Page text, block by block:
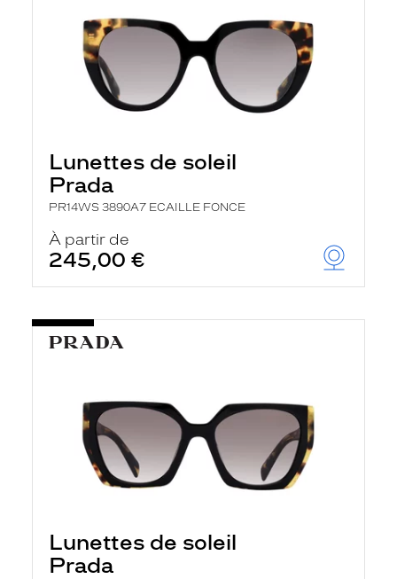
Lunettes de soleil
Prada
PR14WS 3890A7 ECAILLE FONCE
À partir de
245,00 €
Lunettes de soleil
Prada